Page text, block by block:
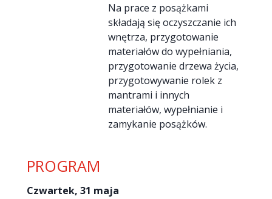
Na prace z posążkami
składają się oczyszczanie ich
wnętrza, przygotowanie
materiałów do wypełniania,
przygotowanie drzewa życia,
przygotowywanie rolek z
mantrami i innych
materiałów, wypełnianie i
zamykanie posążków.
PROGRAM
Czwartek, 31 maja